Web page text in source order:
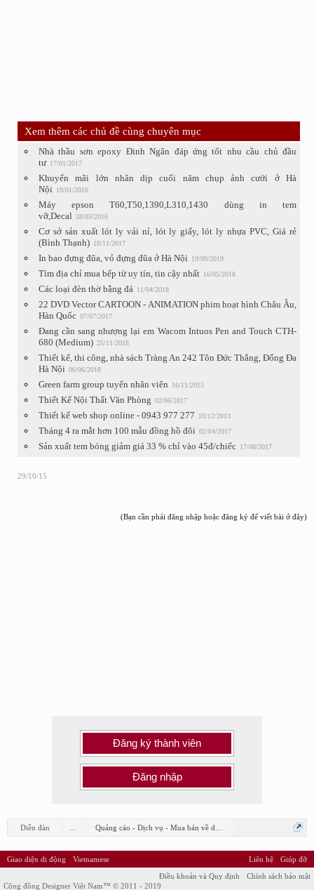
Xem thêm các chủ đề cùng chuyên mục
Nhà thầu sơn epoxy Đinh Ngân đáp ứng tốt nhu cầu chủ đầu
tư 17/01/2017
Khuyến mãi lớn nhân dịp cuối năm chụp ảnh cưới ở Hà
Nội
19/01/2016
Máy epson T60,T50,1390,L310,1430 dùng in tem
vỡ,Decal 28/03/2016
Cơ sở sản xuất lót ly vải nỉ, lót ly giấy, lót ly nhựa PVC, Giá rẻ
(Bình Thạnh) 10/11/2017
In bao đựng đũa, vỏ đựng đũa ở Hà Nội 19/09/2019
Tìm địa chỉ mua bếp từ uy tín, tin cậy nhất 16/05/2018
Các loại đèn thờ bằng đá 11/04/2018
22 DVD Vector CARTOON - ANIMATION phim hoạt hình Châu Âu,
Hàn Quốc 07/07/2017
Đang cần sang nhượng lại em Wacom Intuos Pen and Touch CTH-
680 (Medium) 25/11/2018
Thiết kế, thi công, nhà sách Tràng An 242 Tôn Đức Thắng, Đống Đa
Hà Nội 06/06/2018
Green farm group tuyển nhân viên 16/11/2015
Thiết Kế Nội Thất Văn Phòng 02/06/2017
Thiết kế web shop online - 0943 977 277 10/12/2013
Tháng 4 ra mắt hơn 100 mẫu đồng hồ đôi 02/04/2017
Sản xuất tem bóng giảm giá 33 % chỉ vào 45đ/chiếc 17/08/2017
29/10/15
(Bạn cần phải đăng nhập hoặc đăng ký để viết bài ở đây)
Đăng ký thành viên
Đăng nhập
Diễn đàn Quảng cáo - Dịch vụ - Mua bán về design
Giao diện di động Vietnamese Liên hệ
Giúp đỡ
Điều khoản và Quy định
Chính sách bảo mật
Cộng đồng Designer Việt Nam™ © 2011 - 2019